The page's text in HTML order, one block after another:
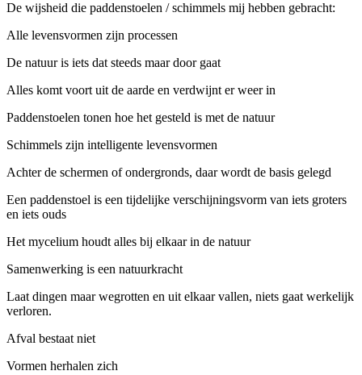
De wijsheid die paddenstoelen / schimmels mij hebben gebracht:
Alle levensvormen zijn processen
De natuur is iets dat steeds maar door gaat
Alles komt voort uit de aarde en verdwijnt er weer in
Paddenstoelen tonen hoe het gesteld is met de natuur
Schimmels zijn intelligente levensvormen
Achter de schermen of ondergronds, daar wordt de basis gelegd
Een paddenstoel is een tijdelijke verschijningsvorm van iets groters
en iets ouds
Het mycelium houdt alles bij elkaar in de natuur
Samenwerking is een natuurkracht
Laat dingen maar wegrotten en uit elkaar vallen, niets gaat werkelijk
verloren.
Afval bestaat niet
Vormen herhalen zich